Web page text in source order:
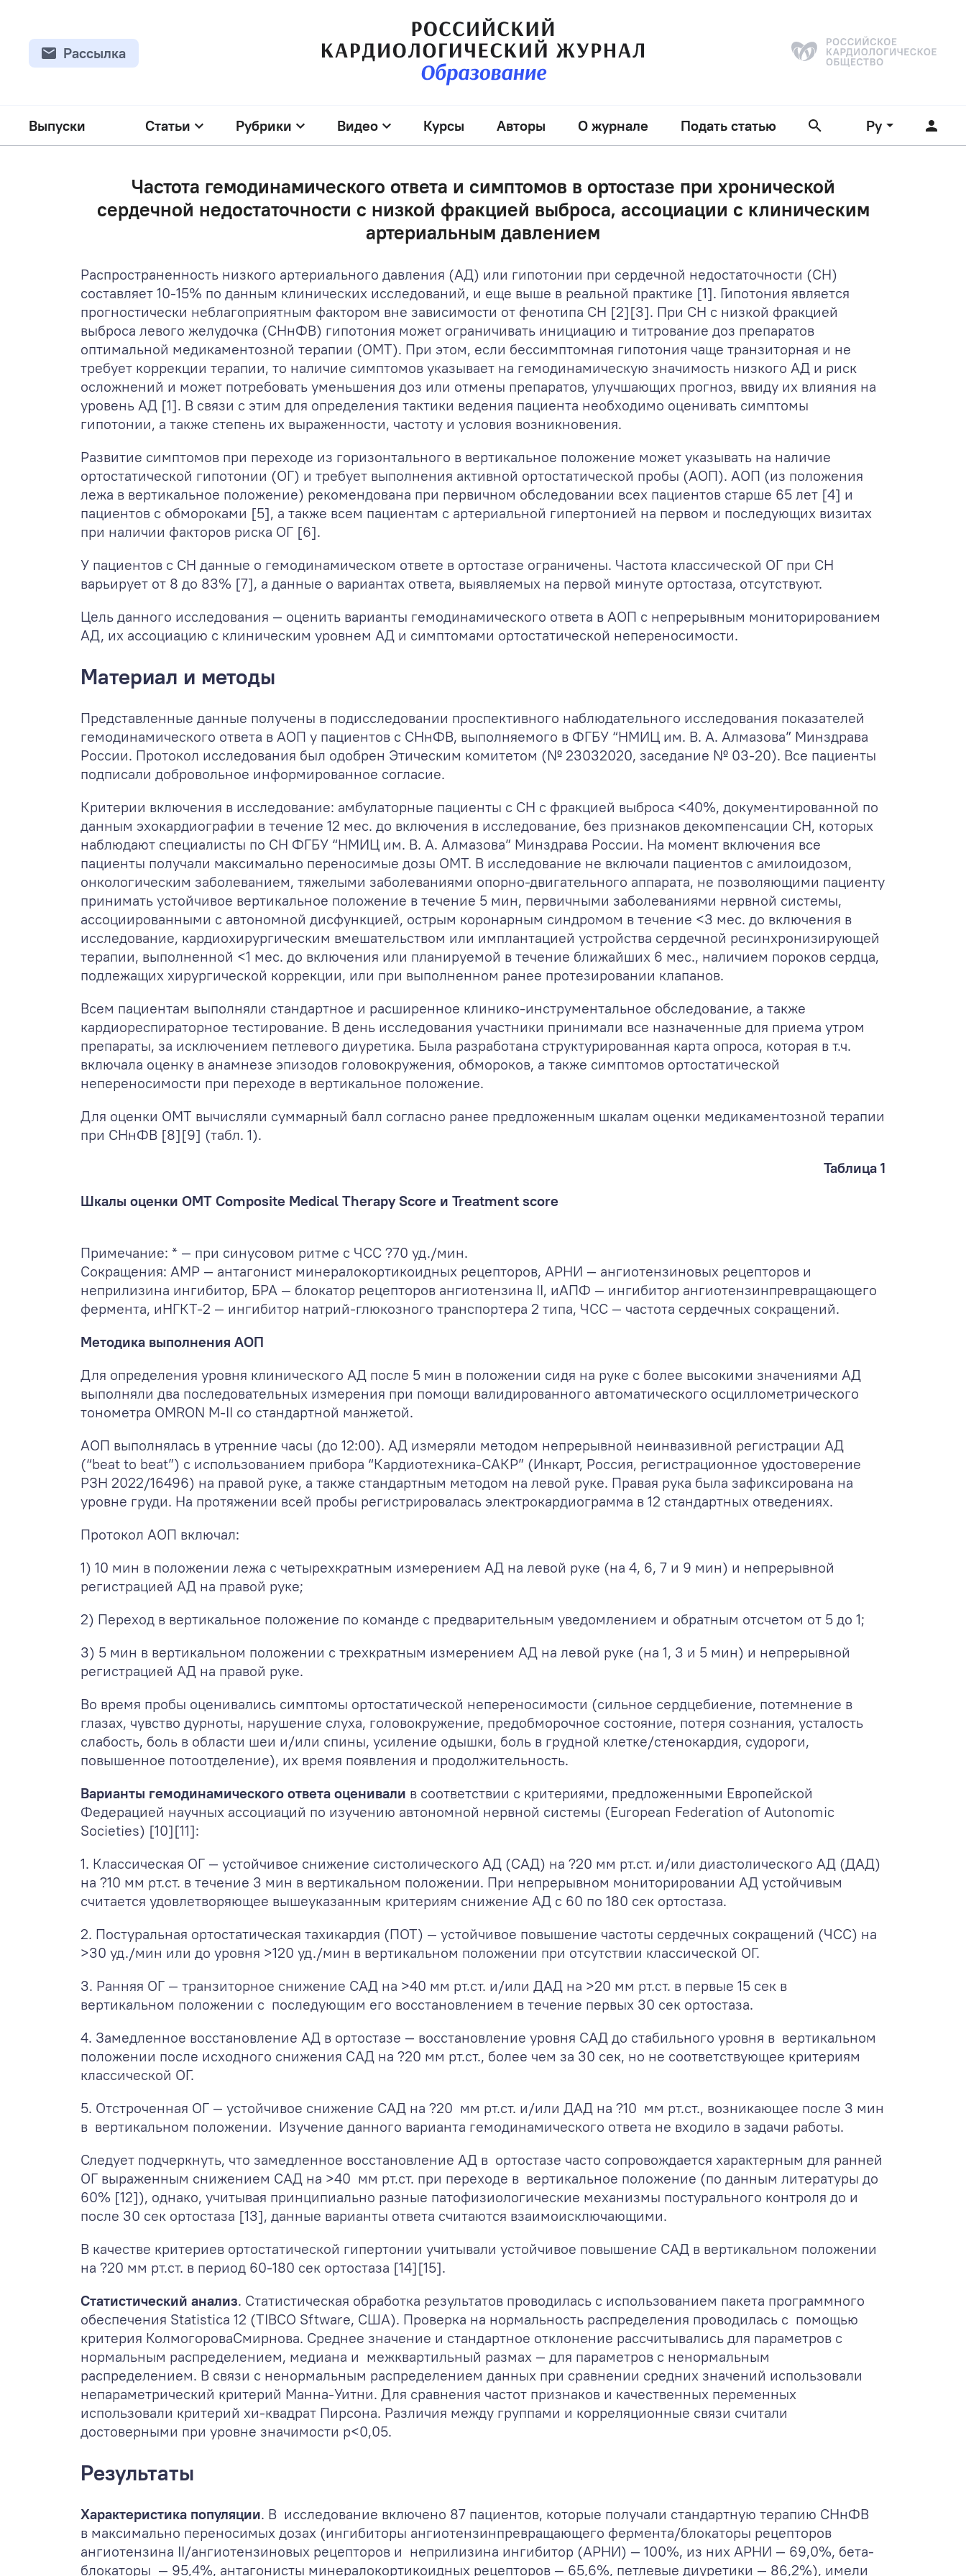
Рассылка
Выпуски Статьи Рубрики Видео Курсы Авторы О журнале Подать статью Ру
Частота гемодинамического ответа и симптомов в ортостазе при хронической
сердечной недостаточности с низкой фракцией выброса, ассоциации с клиническим
артериальным давлением
Распространенность низкого артериального давления (АД) или гипотонии при сердечной недостаточности (СН)
составляет 10-15% по данным клинических исследований, и еще выше в реальной практике [1]. Гипотония является
прогностически неблагоприятным фактором вне зависимости от фенотипа СН [2][3]. При СН с низкой фракцией
выброса левого желудочка (СНнФВ) гипотония может ограничивать инициацию и титрование доз препаратов
оптимальной медикаментозной терапии (ОМТ). При этом, если бессимптомная гипотония чаще транзиторная и не
требует коррекции терапии, то наличие симптомов указывает на гемодинамическую значимость низкого АД и риск
осложнений и может потребовать уменьшения доз или отмены препаратов, улучшающих прогноз, ввиду их влияния на
уровень АД [1]. В связи с этим для определения тактики ведения пациента необходимо оценивать симптомы
гипотонии, а также степень их выраженности, частоту и условия возникновения.
Развитие симптомов при переходе из горизонтального в вертикальное положение может указывать на наличие
ортостатической гипотонии (ОГ) и требует выполнения активной ортостатической пробы (АОП). АОП (из положения
лежа в вертикальное положение) рекомендована при первичном обследовании всех пациентов старше 65 лет [4] и
пациентов с обмороками [5], а также всем пациентам с артериальной гипертонией на первом и последующих визитах
при наличии факторов риска ОГ [6].
У пациентов с СН данные о гемодинамическом ответе в ортостазе ограничены. Частота классической ОГ при СН
варьирует от 8 до 83% [7], а данные о вариантах ответа, выявляемых на первой минуте ортостаза, отсутствуют.
Цель данного исследования — оценить варианты гемодинамического ответа в АОП с непрерывным мониторированием
АД, их ассоциацию с клиническим уровнем АД и симптомами ортостатической непереносимости.
Материал и методы
Представленные данные получены в подисследовании проспективного наблюдательного исследования показателей
гемодинамического ответа в АОП у пациентов с СНнФВ, выполняемого в ФГБУ “НМИЦ им. В. А. Алмазова” Минздрава
России. Протокол исследования был одобрен Этическим комитетом (№ 23032020, заседание № 03-20). Все пациенты
подписали добровольное информированное согласие.
Критерии включения в исследование: амбулаторные пациенты с СН с фракцией выброса <40%, документированной по
данным эхокардиографии в течение 12 мес. до включения в исследование, без признаков декомпенсации СН, которых
наблюдают специалисты по СН ФГБУ “НМИЦ им. В. А. Алмазова” Минздрава России. На момент включения все
пациенты получали максимально переносимые дозы ОМТ. В исследование не включали пациентов с амилоидозом,
онкологическим заболеванием, тяжелыми заболеваниями опорно-двигательного аппарата, не позволяющими пациенту
принимать устойчивое вертикальное положение в течение 5 мин, первичными заболеваниями нервной системы,
ассоциированными с автономной дисфункцией, острым коронарным синдромом в течение <3 мес. до включения в
исследование, кардиохирургическим вмешательством или имплантацией устройства сердечной ресинхронизирующей
терапии, выполненной <1 мес. до включения или планируемой в течение ближайших 6 мес., наличием пороков сердца,
подлежащих хирургической коррекции, или при выполненном ранее протезировании клапанов.
Всем пациентам выполняли стандартное и расширенное клинико-инструментальное обследование, а также
кардиореспираторное тестирование. В день исследования участники принимали все назначенные для приема утром
препараты, за исключением петлевого диуретика. Была разработана структурированная карта опроса, которая в т.ч.
включала оценку в анамнезе эпизодов головокружения, обмороков, а также симптомов ортостатической
непереносимости при переходе в вертикальное положение.
Для оценки ОМТ вычисляли суммарный балл согласно ранее предложенным шкалам оценки медикаментозной терапии
при СНнФВ [8][9] (табл. 1).
Таблица 1
Шкалы оценки ОМТ Composite Medical Therapy Score и Treatment score
Примечание: * — при синусовом ритме с ЧСС ?70 уд./мин.
Сокращения: АМР — антагонист минералокортикоидных рецепторов, АРНИ — ангиотензиновых рецепторов и
неприлизина ингибитор, БРА — блокатор рецепторов ангиотензина II, иАПФ — ингибитор ангиотензинпревращающего
фермента, иНГКТ-2 — ингибитор натрий-глюкозного транспортера 2 типа, ЧСС — частота сердечных сокращений.
Методика выполнения АОП
Для определения уровня клинического АД после 5 мин в положении сидя на руке с более высокими значениями АД
выполняли два последовательных измерения при помощи валидированного автоматического осциллометрического
тонометра OMRON M-II со стандартной манжетой.
АОП выполнялась в утренние часы (до 12:00). АД измеряли методом непрерывной неинвазивной регистрации АД
(“beat to beat”) с использованием прибора “Кардиотехника-САКР” (Инкарт, Россия, регистрационное удостоверение
РЗН 2022/16496) на правой руке, а также стандартным методом на левой руке. Правая рука была зафиксирована на
уровне груди. На протяжении всей пробы регистрировалась электрокардиограмма в 12 стандартных отведениях.
Протокол АОП включал:
1) 10 мин в положении лежа с четырехкратным измерением АД на левой руке (на 4, 6, 7 и 9 мин) и непрерывной
регистрацией АД на правой руке;
2) Переход в вертикальное положение по команде с предварительным уведомлением и обратным отсчетом от 5 до 1;
3) 5 мин в вертикальном положении с трехкратным измерением АД на левой руке (на 1, 3 и 5 мин) и непрерывной
регистрацией АД на правой руке.
Во время пробы оценивались симптомы ортостатической непереносимости (сильное сердцебиение, потемнение в
глазах, чувство дурноты, нарушение слуха, головокружение, предобморочное состояние, потеря сознания, усталость
слабость, боль в области шеи и/или спины, усиление одышки, боль в грудной клетке/стенокардия, судороги,
повышенное потоотделение), их время появления и продолжительность.
Варианты гемодинамического ответа оценивали в соответствии с критериями, предложенными Европейской
Федерацией научных ассоциаций по изучению автономной нервной системы (European Federation of Autonomic
Societies) [10][11]:
1. Классическая ОГ — устойчивое снижение систолического АД (САД) на ?20 мм рт.ст. и/или диастолического АД (ДАД)
на ?10 мм рт.ст. в течение 3 мин в вертикальном положении. При непрерывном мониторировании АД устойчивым
считается удовлетворяющее вышеуказанным критериям снижение АД с 60 по 180 сек ортостаза.
2. Постуральная ортостатическая тахикардия (ПОТ) — устойчивое повышение частоты сердечных сокращений (ЧСС) на
>30 уд./мин или до уровня >120 уд./мин в вертикальном положении при отсутствии классической ОГ.
3. Ранняя ОГ — транзиторное снижение САД на >40 мм рт.ст. и/или ДАД на >20 мм рт.ст. в первые 15 сек в
вертикальном положении с последующим его восстановлением в течение первых 30 сек ортостаза.
4. Замедленное восстановление АД в ортостазе — восстановление уровня САД до стабильного уровня в вертикальном
положении после исходного снижения САД на ?20 мм рт.ст., более чем за 30 сек, но не соответствующее критериям
классической ОГ.
5. Отстроченная ОГ — устойчивое снижение САД на ?20 мм рт.ст. и/или ДАД на ?10 мм рт.ст., возникающее после 3 мин
в вертикальном положении. Изучение данного варианта гемодинамического ответа не входило в задачи работы.
Следует подчеркнуть, что замедленное восстановление АД в ортостазе часто сопровождается характерным для ранней
ОГ выраженным снижением САД на >40 мм рт.ст. при переходе в вертикальное положение (по данным литературы до
60% [12]), однако, учитывая принципиально разные патофизиологические механизмы постурального контроля до и
после 30 сек ортостаза [13], данные варианты ответа считаются взаимоисключающими.
В качестве критериев ортостатической гипертонии учитывали устойчивое повышение САД в вертикальном положении
на ?20 мм рт.ст. в период 60-180 сек ортостаза [14][15].
Статистический анализ. Статистическая обработка результатов проводилась с использованием пакета программного
обеспечения Statistica 12 (TIBCO Sftware, США). Проверка на нормальность распределения проводилась с помощью
критерия КолмогороваСмирнова. Среднее значение и стандартное отклонение рассчитывались для параметров с
нормальным распределением, медиана и межквартильный размах — для параметров с ненормальным
распределением. В связи с ненормальным распределением данных при сравнении средних значений использовали
непараметрический критерий Манна-Уитни. Для сравнения частот признаков и качественных переменных
использовали критерий хи-квадрат Пирсона. Различия между группами и корреляционные связи считали
достоверными при уровне значимости р<0,05.
Результаты
Характеристика популяции. В исследование включено 87 пациентов, которые получали стандартную терапию СНнФВ
в максимально переносимых дозах (ингибиторы ангиотензинпревращающего фермента/блокаторы рецепторов
ангиотензина II/ангиотензиновых рецепторов и неприлизина ингибитор (АРНИ) — 100%, из них АРНИ — 69,0%, бета-
блокаторы — 95,4%, антагонисты минералокортикоидных рецепторов — 65,6%, петлевые диуретики — 86,2%), имели